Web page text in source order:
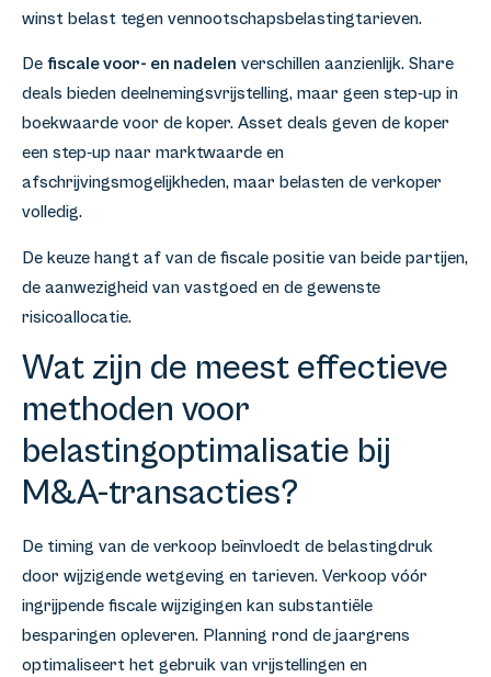
winst belast tegen vennootschapsbelastingtarieven.
De fiscale voor- en nadelen verschillen aanzienlijk. Share
deals bieden deelnemingsvrijstelling, maar geen step-up in
boekwaarde voor de koper. Asset deals geven de koper
een step-up naar marktwaarde en
afschrijvingsmogelijkheden, maar belasten de verkoper
volledig.
De keuze hangt af van de fiscale positie van beide partijen,
de aanwezigheid van vastgoed en de gewenste
risicoallocatie.
Wat zijn de meest effectieve
methoden voor
belastingoptimalisatie bij
M&A-transacties?
De timing van de verkoop beïnvloedt de belastingdruk
door wijzigende wetgeving en tarieven. Verkoop vóór
ingrijpende fiscale wijzigingen kan substantiële
besparingen opleveren. Planning rond de jaargrens
optimaliseert het gebruik van vrijstellingen en